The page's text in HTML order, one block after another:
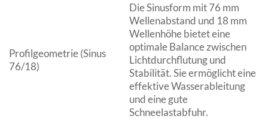
Profilgeometrie (Sinus
76/18)
Die Sinusform mit 76 mm
Wellenabstand und 18 mm
Wellenhöhe bietet eine
optimale Balance zwischen
Lichtdurchflutung und
Stabilität. Sie ermöglicht eine
effektive Wasserableitung
und eine gute
Schneelastabfuhr.